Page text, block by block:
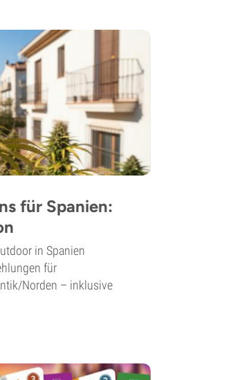
für Spanien:
in Spanien
für
Norden – inklusive